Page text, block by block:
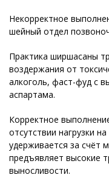
Некорректное
шейный отдел
Практика ширшасаны
воздержания от
алкоголь, фаст-фуд с
аспартама.
Корректное
отсутствии нагрузки
удерживается за счёт
предъявляет высокие
выносливости.